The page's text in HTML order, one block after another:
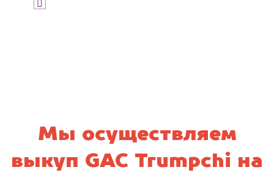
Мы осуществляем
выкуп GAC Trumpchi на